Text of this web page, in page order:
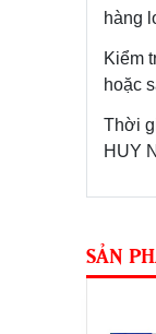
hàng
Kiểm
hoặc
Thời
HUY
SẢN